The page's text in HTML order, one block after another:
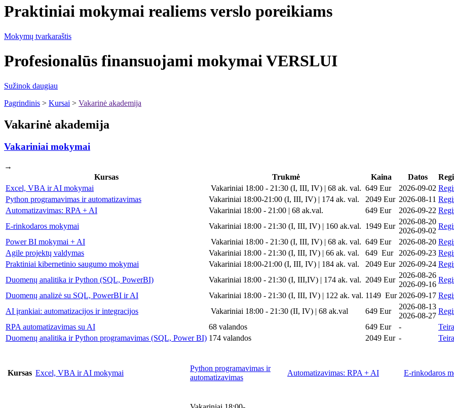
Praktiniai mokymai realiems verslo poreikiams
Mokymų tvarkaraštis
Profesionalūs finansuojami mokymai VERSLUI
Sužinok daugiau
Pagrindinis > Kursai > Vakarinė akademija
Vakarinė akademija
Vakariniai mokymai
→
Kursas
Trukmė Kaina Datos
Excel, VBA ir AI mokymai
Vakariniai 18:00 - 21:30 (I, III, IV) | 68 ak. val. 649 Eur 2026‑09‑02
Python programavimas ir automatizavimas
Vakariniai 18:00-21:00 (I, III, IV) | 174 ak. val. 2049 Eur 2026‑08‑11
Automatizavimas: RPA + AI
Vakariniai 18:00 - 21:00 | 68 ak.val. 649 Eur 2026‑09‑22
E-rinkodaros mokymai
Vakariniai 18:00 - 21:30 (I, III, IV) | 160 ak.val. 1949 Eur
2026‑08‑20
2026‑09‑02
Power BI mokymai + AI
Vakariniai 18:00 - 21:30 (I, III, IV) | 68 ak. val. 649 Eur 2026‑08‑20
Agile projektų valdymas
Vakariniai 18:00 - 21:30 (I, III, IV) | 66 ak. val. 649 Eur 2026‑09‑23
Praktiniai kibernetinio saugumo mokymai
Vakariniai 18:00-21:00 (I, III, IV) | 184 ak. val. 2049 Eur 2026‑09‑24
Duomenų analitika ir Python (SQL, PowerBI)
Vakariniai 18:00 - 21:30 (I, III,IV) | 174 ak. val. 2049 Eur
2026‑08‑26
2026‑09‑16
Duomenų analizė su SQL, PowerBI ir AI
Vakariniai 18:00 - 21:30 (I, III, IV) | 122 ak. val. 1149 Eur 2026‑09‑17
AI įrankiai: automatizacijos ir integracijos
Vakariniai 18:00 - 21:30 (II, IV) | 68 ak.val 649 Eur
2026‑08‑13
2026‑08‑27
RPA automatizavimas su AI
68 valandos 649 Eur -
Duomenų analitika ir Python programavimas (SQL, Power BI) 174 valandos 2049 Eur -
Kursas Excel, VBA ir AI mokymai
Python programavimas ir
automatizavimas
Automatizavimas: RPA + AI E-rinkodaros